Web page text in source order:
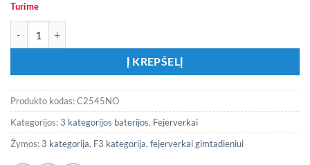
Turime
Į KREPŠELĮ
Produkto kodas:C2545NO
Kategorijos:3 kategorijos baterijos, Fejerverkai
Žymos:3 kategorija, F3 kategorija, fejerverkai gimtadieniui